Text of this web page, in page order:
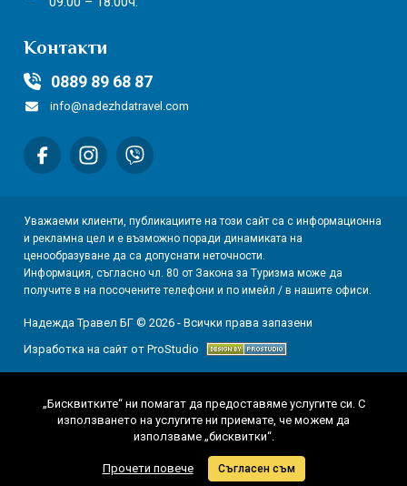
Контакти
0889 89 68 87
info@nadezhdatravel.com
Уважаеми клиенти, публикациите на този сайт са с информационна
и рекламна цел и е възможно поради динамиката на
ценообразуване да са допуснати неточности.
Информация, съгласно чл. 80 от Закона за Туризма може да
получите в на посочените телефони и по имейл / в нашите офиси.
Надежда Травел БГ © 2026 - Всички права запазени
Изработка на сайт от ProStudio
„Бисквитките“ ни помагат да предоставяме услугите си. С
използването на услугите ни приемате, че можем да
използваме „бисквитки“.
Прочети повече Съгласен съм